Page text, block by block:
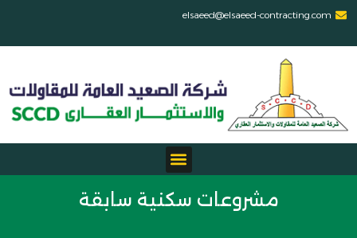
elsaeed@elsaeed-contracting.com
مشروعات سكنية سابقة